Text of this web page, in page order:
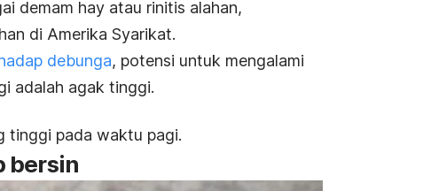
demam hay atau rinitis alahan,
di Amerika Syarikat.
debunga, potensi untuk mengalami
adalah agak tinggi.
tinggi pada waktu pagi.
bersin